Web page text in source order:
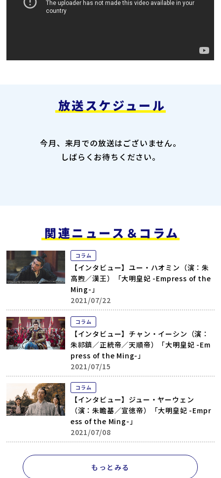
放送スケジュール
今月、来月での放送はございません。
しばらくお待ちください。
関連ニュース＆コラム
コラム
【インタビュー】ユー・ハオミン（演：朱
高煦／漢王）「大明皇妃 -Empress of the
Ming-」
2021/07/22
コラム
【インタビュー】チャン・イーシン（演：
朱祁鎮／正統帝／天順帝）「大明皇妃 -Em
press of the Ming-」
2021/07/15
コラム
【インタビュー】ジュー・ヤーウェン
（演：朱瞻基／宣徳帝）「大明皇妃 -Empr
ess of the Ming-」
2021/07/08
もっとみる